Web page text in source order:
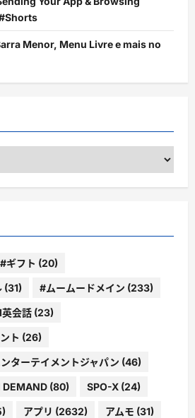
Menor, Menu Livre e mais no
#ギフト (20)
(31) #ムームードメイン (233)
会話 (23)
ト (26)
ターテイメントジャパン (46)
DEMAND (80) SPO-X (24)
アプリ (2632) アムモ (31)